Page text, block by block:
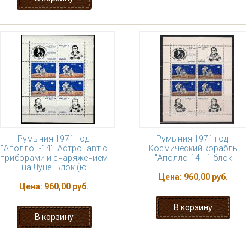
Румыния 1971 год.
"Аполлон-14". Астронавт с
приборами и снаряжением
на Луне. Блок (ю
Цена: 960,00 руб.
Румыния 1971 год.
Космический корабль
"Аполло-14". 1 блок
Цена: 960,00 руб.